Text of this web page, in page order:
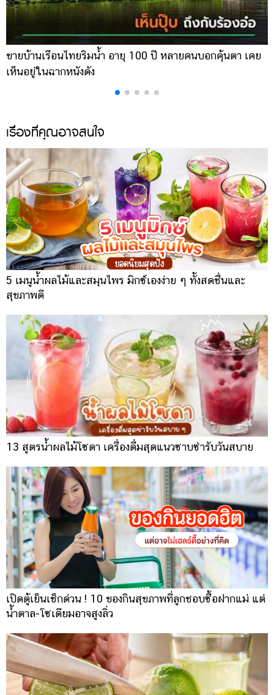
ขายบ้านเรือนไทยริมน้ำ อายุ 100 ปี หลายคนบอกคุ้นตา เคย
เห็นอยู่ในฉากหนังดัง
เรื่องที่คุณอาจสนใจ
5 เมนูน้ำผลไม้และสมุนไพร มิกซ์เองง่าย ๆ ทั้งสดชื่นและ
สุขภาพดี
13 สูตรน้ำผลไม้โซดา เครื่องดื่มสุดแนวซาบซ่ารับวันสบาย
เปิดตู้เย็นเช็กด่วน ! 10 ของกินสุขภาพที่ลูกชอบซื้อฝากแม่ แต่
น้ำตาล-โซเดียมอาจสูงลิ่ว